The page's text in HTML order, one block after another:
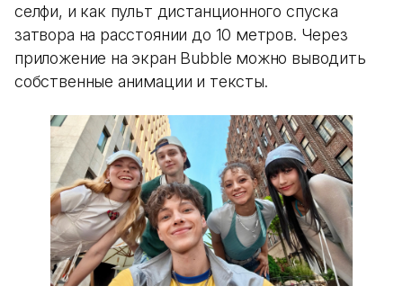
селфи, и как пульт дистанционного спуска
затвора на расстоянии до 10 метров. Через
приложение на экран Bubble можно выводить
собственные анимации и тексты.